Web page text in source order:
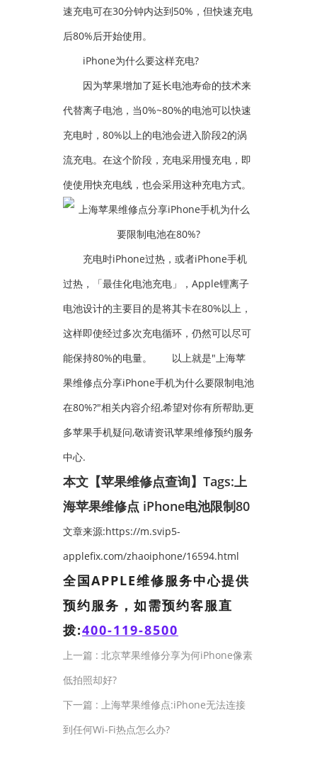
速充电可在30分钟内达到50%，但快速充电
后80%后开始使用。
iPhone为什么要这样充电?
因为苹果增加了延长电池寿命的技术来
代替离子电池，当0%~80%的电池可以快速
充电时，80%以上的电池会进入阶段2的涡
流充电。在这个阶段，充电采用慢充电，即
使使用快充电线，也会采用这种充电方式。
充电时iPhone过热，或者iPhone手机
过热，「最佳化电池充电」，Apple锂离子
电池设计的主要目的是将其卡在80%以上，
这样即使经过多次充电循环，仍然可以尽可
能保持80%的电量。
以上就是"上海苹
果维修点分享iPhone手机为什么要限制电池
在80%?"相关内容介绍,希望对你有所帮助,更
多苹果手机疑问,敬请资讯苹果维修预约服务
中心.
本文【苹果维修点查询】Tags:上
海苹果维修点 iPhone电池限制80
文章来源:https://m.svip5-
applefix.com/zhaoiphone/16594.html
全国APPLE维修服务中心提供
预约服务，如需预约客服直
拨:400-119-8500
上一篇 : 北京苹果维修分享为何iPhone像素
低拍照却好?
下一篇 : 上海苹果维修点:iPhone无法连接
到任何Wi-Fi热点怎么办?